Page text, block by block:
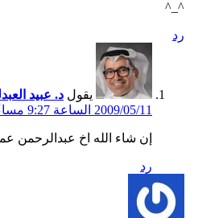
^_^
رد
يقول د. عبيد
2009/05/11 الساعة 9:27 مساءً
إن شاء الله اخ عبدالرحمن
رد